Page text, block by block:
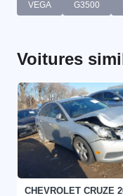
VEGA G3500
Voitures
CHEVROLET CRUZE